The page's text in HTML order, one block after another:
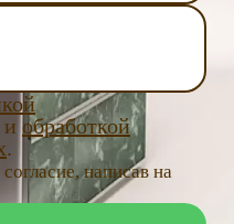
и обработкой
.
написав на